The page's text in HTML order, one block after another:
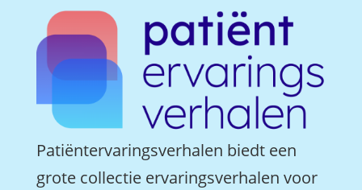
Patiëntervaringsverhalen biedt een
grote collectie ervaringsverhalen voor